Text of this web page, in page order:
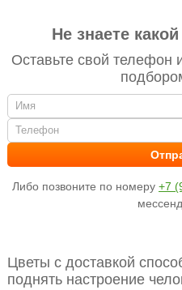
Не знаете
Оставьте свой
Либо позвоните по номеру +7
Цветы с доставкой
поднять настроение